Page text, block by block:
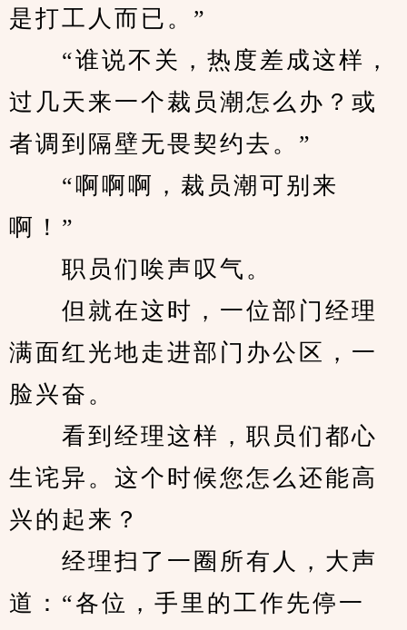
是打工人而已。”
“谁说不关，热度差成这样，
过几天来一个裁员潮怎么办？或
者调到隔壁无畏契约去。”
“啊啊啊，裁员潮可别来
啊！”
职员们唉声叹气。
但就在这时，一位部门经理
满面红光地走进部门办公区，一
脸兴奋。
看到经理这样，职员们都心
生诧异。这个时候您怎么还能高
兴的起来？
经理扫了一圈所有人，大声
道：“各位，手里的工作先停一